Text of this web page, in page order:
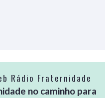
Rádio Fraternidade
no caminho para